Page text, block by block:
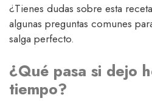
¿Tienes dudas sobre esta
algunas preguntas comunes
salga perfecto.
¿Qué pasa si dejo
tiempo?